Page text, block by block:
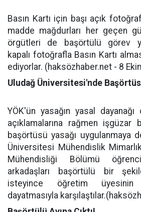
Basın Kartı için başı açık
madde mağdurları her geçen
örgütleri de başörtülü görev
kapalı fotoğrafla Basın Kartı
ediyorlar. (haksözhaber.net - 8
Uludağ Üniversitesi'nde
YÖK'ün yasağın yasal dayanağı
açıklamalarına rağmen işgüzar
başörtüsü yasağı uygulanmaya
Üniversitesi Mühendislik
Mühendisliği Bölümü
arkadaşları başörtülü bir
isteyince öğretim üyesinin
dayatmasıyla